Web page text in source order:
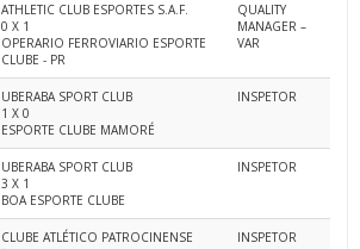
ATHLETIC CLUB ESPORTES S.A.F.
0 X 1
OPERARIO FERROVIARIO ESPORTE
CLUBE - PR
QUALITY
MANAGER –
VAR
UBERABA SPORT CLUB
1 X 0
ESPORTE CLUBE MAMORÉ
INSPETOR
UBERABA SPORT CLUB
3 X 1
BOA ESPORTE CLUBE
INSPETOR
CLUBE ATLÉTICO PATROCINENSE
INSPETOR